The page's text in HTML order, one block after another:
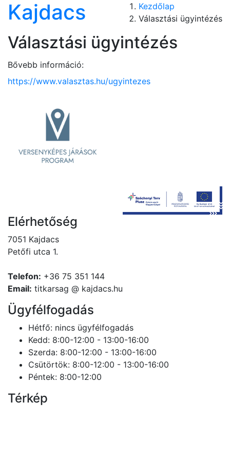
Kajdacs
Kezdőlap
Választási ügyintézés
Választási ügyintézés
Bővebb információ:
https://www.valasztas.hu/ugyintezes
Elérhetőség
7051 Kajdacs
Petőfi utca 1.
Telefon: +36 75 351 144
Email: titkarsag @ kajdacs.hu
Ügyfélfogadás
Hétfő: nincs ügyfélfogadás
Kedd: 8:00-12:00 - 13:00-16:00
Szerda: 8:00-12:00 - 13:00-16:00
Csütörtök: 8:00-12:00 - 13:00-16:00
Péntek: 8:00-12:00
Térkép